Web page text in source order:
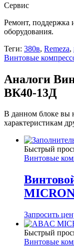
Сервис
Ремонт, поддержка
оборудования.
Теги: 380в, Remeza,
Винтовые
Аналоги
ВК40-13Д
В данном блоке вы
характеристикам
Быстрый
Винтовые
Запросить
Быстрый
Винтовые